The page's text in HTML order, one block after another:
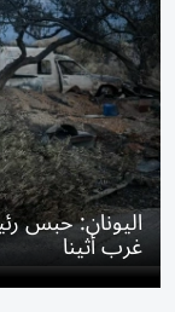
اليونان: حبس
غرب أثينا